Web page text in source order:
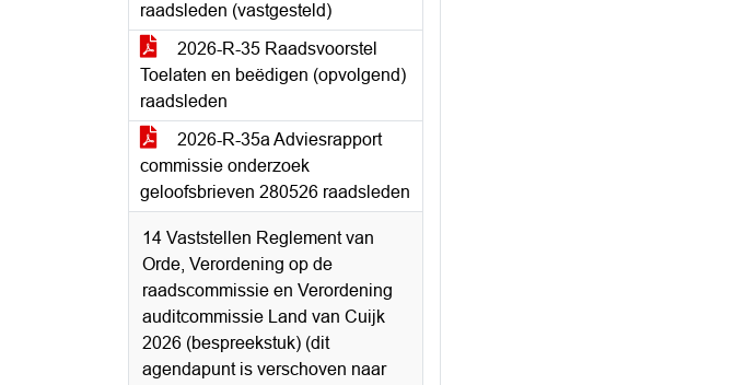
raadsleden (vastgesteld)
2026-R-35 Raadsvoorstel
Toelaten en beëdigen (opvolgend)
raadsleden
2026-R-35a Adviesrapport
commissie onderzoek
geloofsbrieven 280526 raadsleden
14 Vaststellen Reglement van
Orde, Verordening op de
raadscommissie en Verordening
auditcommissie Land van Cuijk
2026 (bespreekstuk) (dit
agendapunt is verschoven naar